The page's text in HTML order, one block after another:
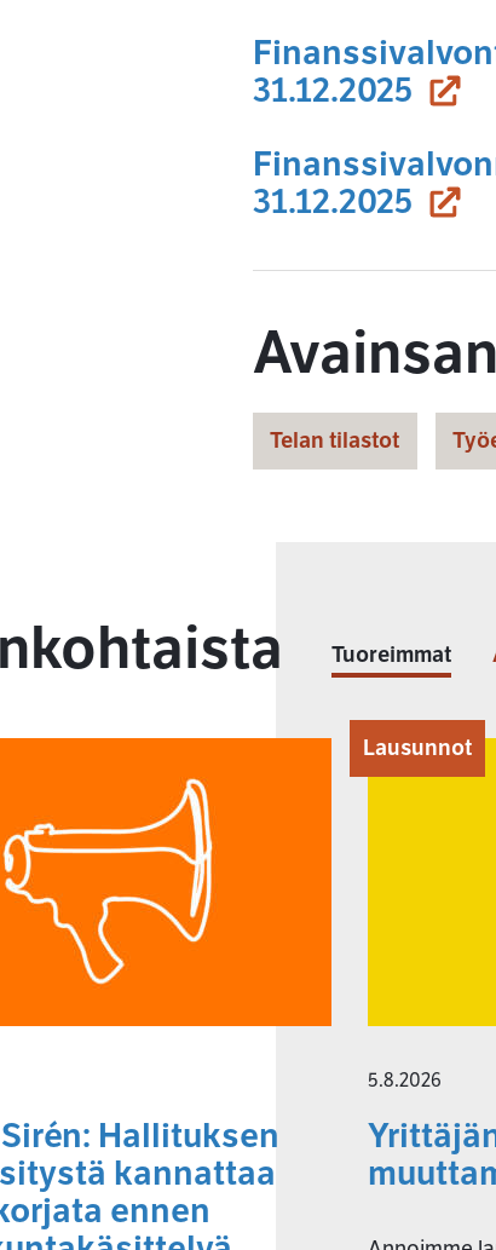
31.12.2025
31.12.2025
Telan tilastot
Tuoreimmat
Hallituksen
kannattaa
ennen
Lausunnot
5.8.2026